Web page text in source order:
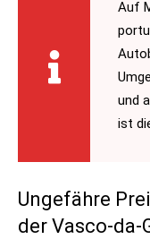
Auf
und
ist
Ungefähre
der Vasco-da-